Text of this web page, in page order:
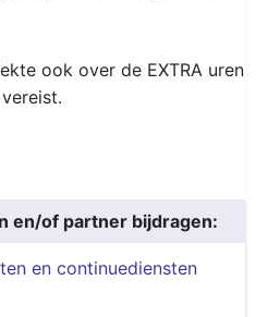
ook over de EXTRA uren
en/of partner bijdragen:
en continuediensten